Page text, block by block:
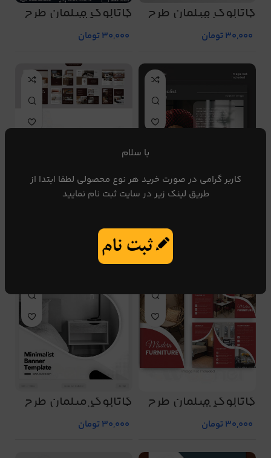
با سلام
کاربر گرامی در صورت خرید هر نوع محصولی لطفا ابتدا از
طریق لینک زیر در سایت ثبت نام نمایید
کاتالوگ مبلمان طرح
شماره 35
30,000تومان
کاتالوگ مبلمان طرح
شماره 36
30,000تومان
30,000تومان
کاتالوگ مبلمان طرح
شماره 39
30,000تومان
کاتالوگ مبلمان طرح
شماره 4
30,000تومان